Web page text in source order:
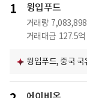
1 윙입푸드
거래량 7,083,898
거래대금 127.5억
윙입푸드, 중국